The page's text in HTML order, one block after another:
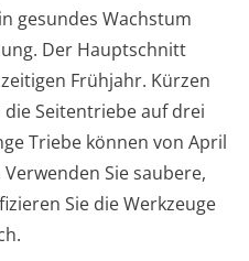
gesundes Wachstum
Der Hauptschnitt
Frühjahr. Kürzen
Seitentriebe auf drei
Triebe können von April
Sie saubere,
Sie die Werkzeuge